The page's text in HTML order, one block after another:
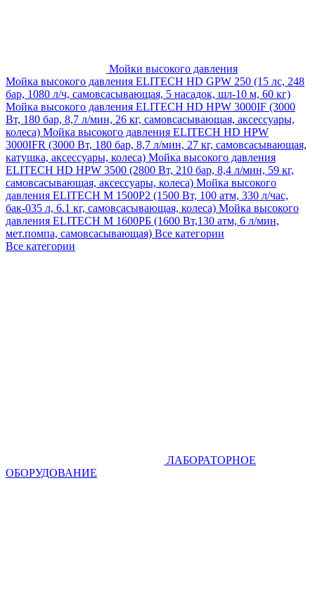
Мойки высокого давления
Мойка высокого давления ELITECH HD GPW 250 (15 лс, 248
бар, 1080 л/ч, самовсасывающая, 5 насадок, шл-10 м, 60 кг)
Мойка высокого давления ELITECH HD HPW 3000IF (3000
Вт, 180 бар, 8,7 л/мин, 26 кг, самовсасывающая, аксессуары,
колеса) Мойка высокого давления ELITECH HD HPW
3000IFR (3000 Вт, 180 бар, 8,7 л/мин, 27 кг, самовсасывающая,
катушка, аксессуары, колеса) Мойка высокого давления
ELITECH HD HPW 3500 (2800 Вт, 210 бар, 8,4 л/мин, 59 кг,
самовсасывающая, аксессуары, колеса) Мойка высокого
давления ELITECH M 1500P2 (1500 Вт, 100 атм, 330 л/час,
бак-035 л, 6.1 кг, самовсасывающая, колеса) Мойка высокого
давления ELITECH М 1600РБ (1600 Вт,130 атм, 6 л/мин,
мет.помпа, самовсасывающая) Все категории
Все категории
ЛАБОРАТОРНОЕ
ОБОРУДОВАНИЕ